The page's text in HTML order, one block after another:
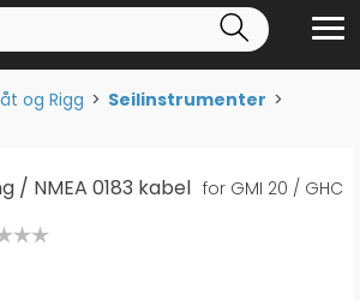
og Rigg>Seilinstrumenter>
/ NMEA 0183 kabel for GMI 20 / GHC